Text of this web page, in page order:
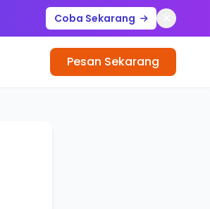
Coba Sekarang
Pesan Sekarang